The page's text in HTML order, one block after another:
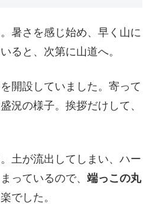
暑さを感じ始め、早く山に
ると、次第に山道へ。
開設していました。寄って
況の様子。挨拶だけして、
土が流出してしまい、ハー
っているので、 端っこの丸
でした。